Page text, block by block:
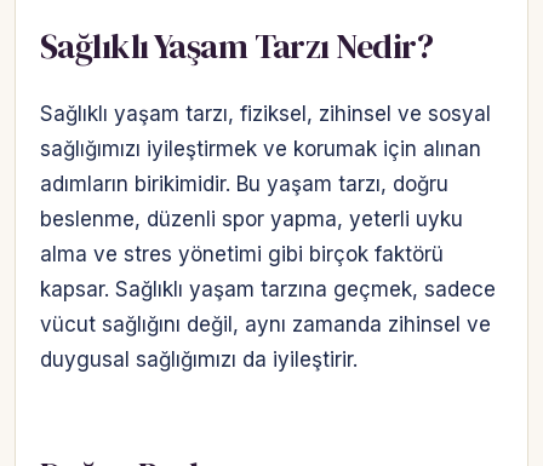
Sağlıklı Yaşam Tarzı Nedir?
Sağlıklı yaşam tarzı, fiziksel, zihinsel ve sosyal
sağlığımızı iyileştirmek ve korumak için alınan
adımların birikimidir. Bu yaşam tarzı, doğru
beslenme, düzenli spor yapma, yeterli uyku
alma ve stres yönetimi gibi birçok faktörü
kapsar. Sağlıklı yaşam tarzına geçmek, sadece
vücut sağlığını değil, aynı zamanda zihinsel ve
duygusal sağlığımızı da iyileştirir.